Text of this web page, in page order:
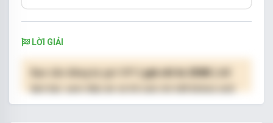
LỜI GIẢI
( giá chỉ từ 250K )
làm bài, xem đáp án và lời giải chi tiết không giới
hạn.